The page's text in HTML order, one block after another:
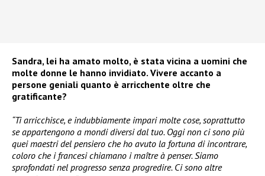
Sandra, lei ha amato molto, è stata vicina a uomini che
molte donne le hanno invidiato. Vivere accanto a
persone geniali quanto è arricchente oltre che
gratificante?
“Ti arricchisce, e indubbiamente impari molte cose, soprattutto
se appartengono a mondi diversi dal tuo. Oggi non ci sono più
quei maestri del pensiero che ho avuto la fortuna di incontrare,
coloro che i francesi chiamano i maître à penser. Siamo
sprofondati nel progresso senza progredire. Ci sono altre